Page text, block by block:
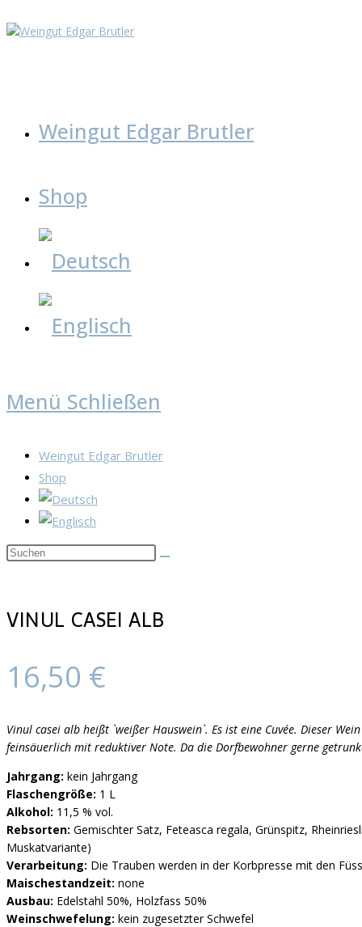
Inhalt
Weingut Edgar Brutler
Shop
Menü Schließen
Weingut Edgar Brutler
Shop
Diese
VINUL CASEI ALB
16,50 €
Vinul casei alb heißt `weißer Hauswein`. Es ist eine Cuvée. Dieser
feinsäuerlich mit reduktiver Note. Da die Dorfbewohner gerne
Jahrgang: kein Jahrgang
Flaschengröße: 1 L
Alkohol: 11,5 % vol.
Rebsorten: Gemischter Satz, Feteasca regala, Grünspitz,
Muskatvariante)
Verarbeitung: Die Trauben werden in der Korbpresse mit den
Maischestandzeit: none
Ausbau: Edelstahl 50%, Holzfass 50%
Weinschwefelung: kein zugesetzter Schwefel